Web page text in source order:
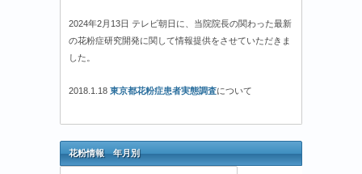
2024年2月13日 テレビ朝日に、当院院長の関わった最新
の花粉症研究開発に関して情報提供をさせていただきま
した。
2018.1.18 東京都花粉症患者実態調査について
花粉情報 年月別